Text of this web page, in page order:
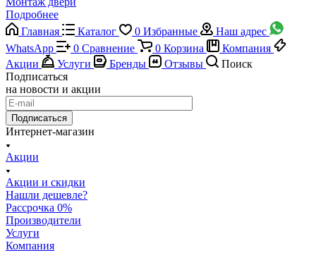
Подробнее
Главная
Каталог 0 Избранные
Наш адрес
WhatsApp
0 Сравнение 0 Корзина
Компания
Акции
Услуги Бренды Отзывы
Поиск
Подписаться
на новости и акции
Подписаться
Интернет-магазин
Акции
Акции и скидки
Нашли дешевле?
Рассрочка 0%
Производители
Услуги
Компания